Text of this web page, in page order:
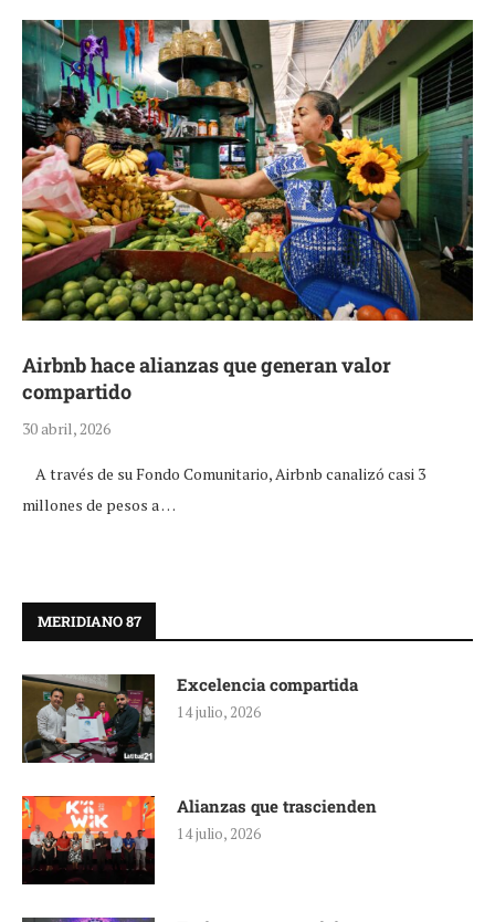
Airbnb hace alianzas que generan valor
compartido
30 abril, 2026
A través de su Fondo Comunitario, Airbnb canalizó casi 3
millones de pesos a …
MERIDIANO 87
Excelencia compartida
14 julio, 2026
Alianzas que trascienden
14 julio, 2026